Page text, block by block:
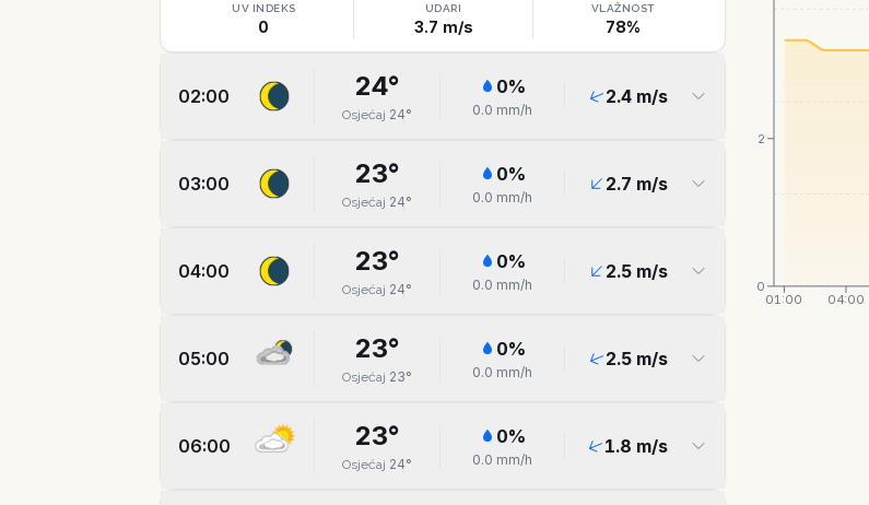
UV INDEKS
0
UDARI
3.7 m/s
VLAŽNOST
78%
02:00 24°
Osjećaj 24°
0%
0.0 mm/h
2.4m/s
03:00 23°
Osjećaj 24°
0%
0.0 mm/h
2.7 m/s
04:00 23°
Osjećaj 24°
0%
0.0 mm/h
2.5m/s
05:00 23°
Osjećaj 23°
0%
0.0 mm/h
2.5m/s
06:00 23°
Osjećaj 24°
0%
0.0 mm/h
1.8 m/s
01:00 04:00
0
2